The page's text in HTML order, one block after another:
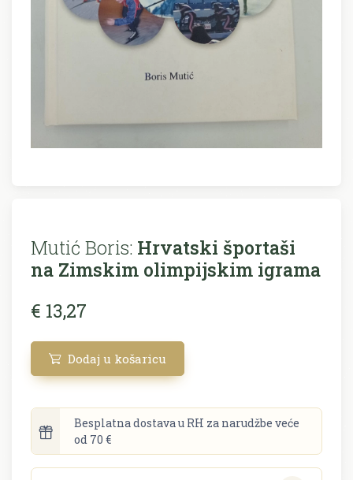
Mutić Boris: Hrvatski športaši
na Zimskim olimpijskim igrama
€ 13,27
Dodaj u košaricu
Besplatna dostava u RH za narudžbe veće
od 70 €